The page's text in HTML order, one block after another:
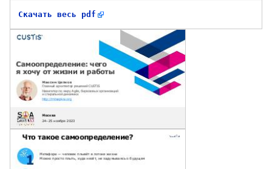
Скачать весь pdf